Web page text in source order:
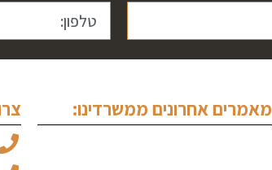
מאמרים אחרונים ממשרדינו: